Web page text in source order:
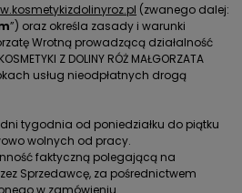
(zwanego dalej:
”) oraz określa zasady i warunki
Wrotną prowadzącą działalność
Z DOLINY RÓŻ MAŁGORZATA
usług nieodpłatnych drogą
tygodnia od poniedziałku do piątku
wolnych od pracy.
faktyczną polegającą na
Sprzedawcę, za pośrednictwem
w zamówieniu.